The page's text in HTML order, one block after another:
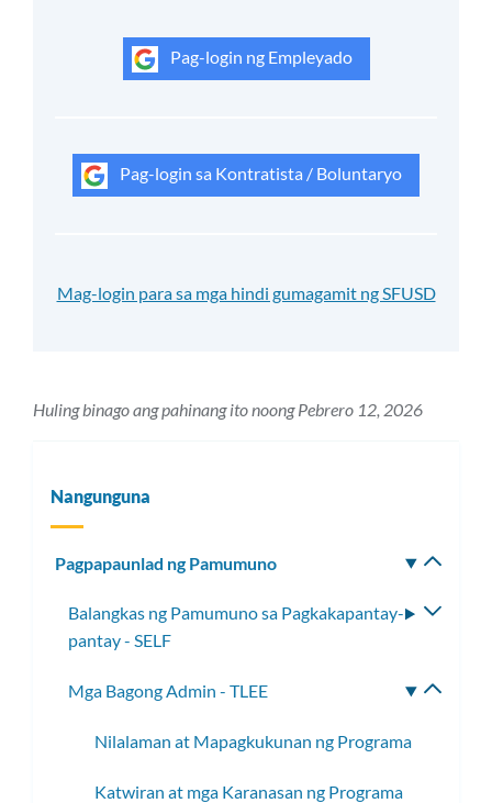
Pag-login ng Empleyado
Pag-login sa Kontratista / Boluntaryo
Mag-login para sa mga hindi gumagamit ng SFUSD
Huling binago ang pahinang ito noong Pebrero 12, 2026
Nangunguna
Pagpapaunlad ng Pamumuno
Balangkas ng Pamumuno sa Pagkakapantay-
pantay - SELF
Mga Bagong Admin - TLEE
Nilalaman at Mapagkukunan ng Programa
Katwiran at mga Karanasan ng Programa